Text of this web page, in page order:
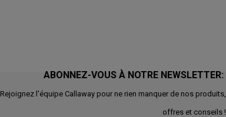
ABONNEZ-VOUS À NOTRE NEWSLETTER:
Rejoignez l'équipe Callaway pour ne rien manquer de nos produits,
offres et conseils !